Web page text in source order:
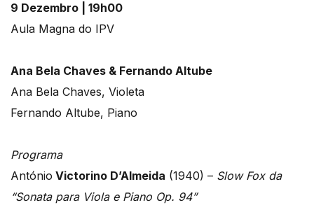
9 Dezembro | 19h00
Aula Magna do IPV
Ana Bela Chaves & Fernando Altube
Ana Bela Chaves, Violeta
Fernando Altube, Piano
Programa
António Victorino D’Almeida (1940) – Slow Fox da
“Sonata para Viola e Piano Op. 94”